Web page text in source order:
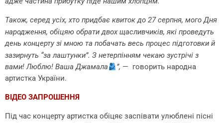
Також, серед усіх, хто придбає квиток до 27 серпня, мого Дня
народження, обіцяю обрати двох щасливчиків, які проведуть
день концерту зі мною та побачать весь процес підготовки й
зазирнуть “за лаштунки”. З нетерпінням чекаю зустрічі з
вами! Люблю! Ваша Джамала
”, — говорить народна
артистка України.
ВІДЕО ЗАПРОШЕННЯ
Під час концерту артистка обіцяє заспівати улюблені пісні